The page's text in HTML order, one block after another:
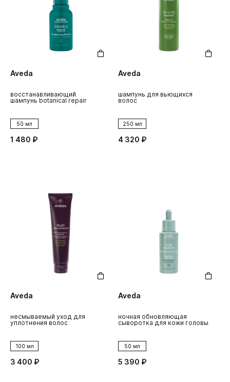
Aveda
восстанавливающий
шампунь botanical repair
50 мл
1 480 ₽
Aveda
шампунь для вьющихся
волос
250 мл
4 320 ₽
Aveda
несмываемый уход для
уплотнения волос
100 мл
3 400 ₽
Aveda
ночная обновляющая
сыворотка для кожи головы
50 мл
5 390 ₽